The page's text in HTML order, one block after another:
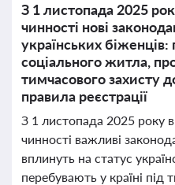
З 1 листопада 2025
чинності нові
українських
соціального житла,
тимчасового захисту
правила реєстрації
З 1 листопада 2025 року
чинності важливі
вплинуть на статус
перебувають у країні під